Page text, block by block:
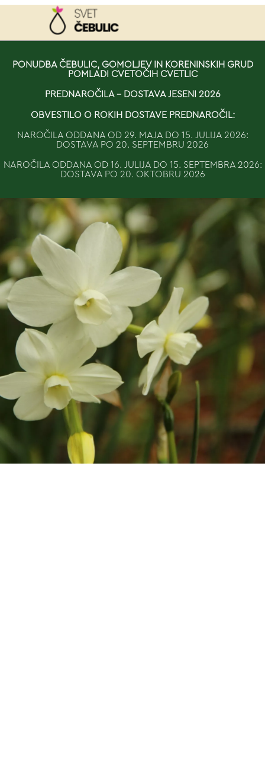
VAŠA KOŠARICA JE
PONUDBA ČEBULIC, GOMOLJEV IN KORENINSKIH GRUD
POMLADI CVETOČIH CVETLIC
PREDNAROČILA - DOSTAVA JESENI 2026
OBVESTILO O ROKIH DOSTAVE PREDNAROČIL:
NAROČILA ODDANA OD 29. MAJA DO 15. JULIJA 2026:
DOSTAVA PO 20. SEPTEMBRU 2026
NAROČILA ODDANA OD 16. JULIJA DO 15. SEPTEMBRA 2026:
DOSTAVA PO 20. OKTOBRU 2026